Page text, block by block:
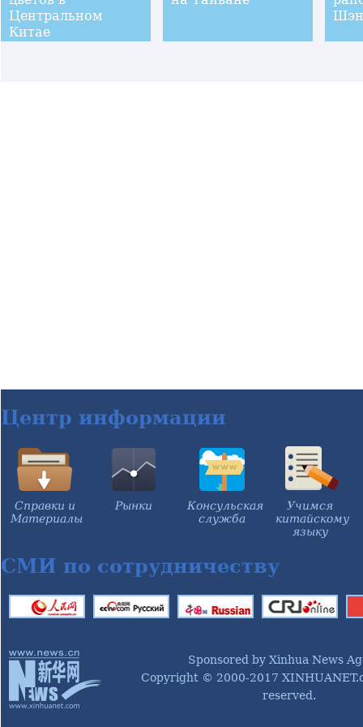
Центральном
Китае
Центр информации
Справки и
Материалы
Рынки
Консульская
служба
Учимся
китайскому
языку
СМИ по сотрудничеству
Sponsored by Xinhua News
Copyright © 2000-2017
reserved.